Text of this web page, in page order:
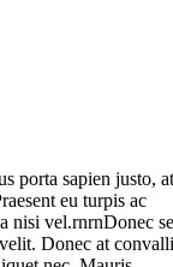
porta sapien justo,
eu turpis ac
nisi vel.rnrnDonec
Donec at